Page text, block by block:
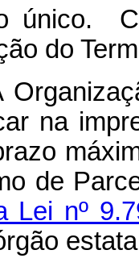
do
na
de
Lei nº